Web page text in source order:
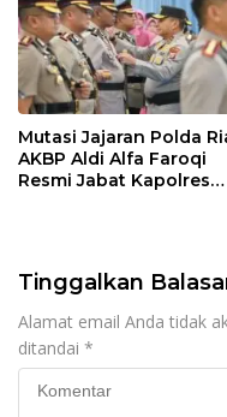
Mutasi Jajaran Polda
AKBP Aldi Alfa Faroqi
Resmi Jabat Kapolres
Tinggalkan
Alamat email Anda tidak
ditandai *